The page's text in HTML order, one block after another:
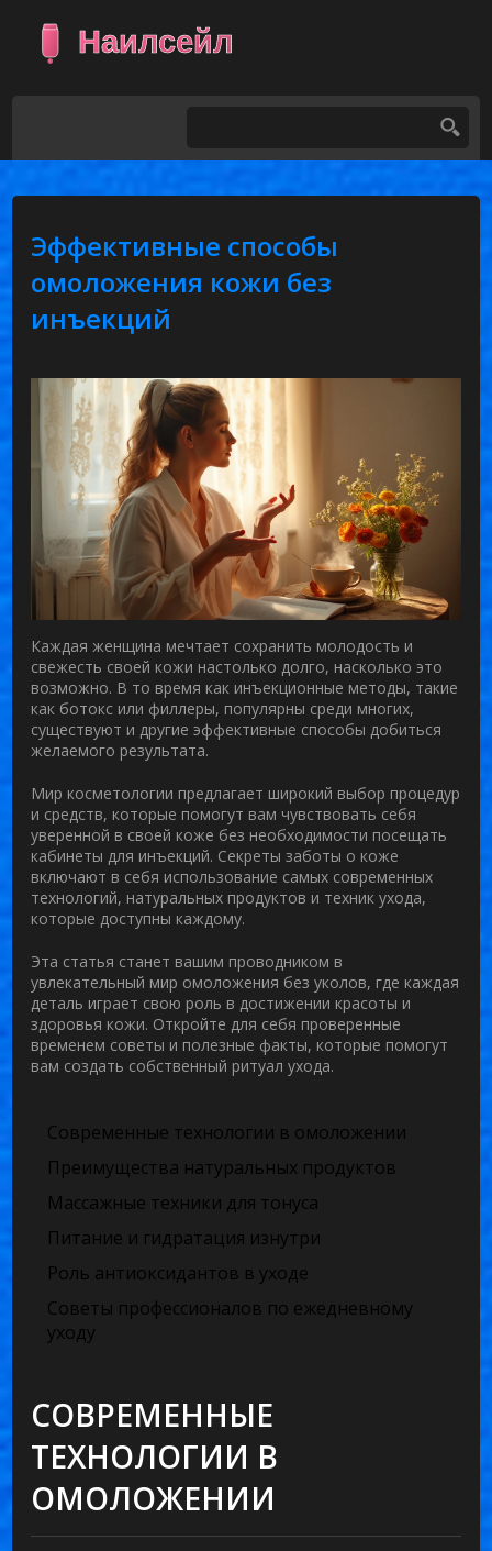
Эффективные способы
омоложения кожи без
инъекций
Каждая женщина мечтает сохранить молодость и
свежесть своей кожи настолько долго, насколько это
возможно. В то время как инъекционные методы, такие
как ботокс или филлеры, популярны среди многих,
существуют и другие эффективные способы добиться
желаемого результата.
Мир косметологии предлагает широкий выбор процедур
и средств, которые помогут вам чувствовать себя
уверенной в своей коже без необходимости посещать
кабинеты для инъекций. Секреты заботы о коже
включают в себя использование самых современных
технологий, натуральных продуктов и техник ухода,
которые доступны каждому.
Эта статья станет вашим проводником в
увлекательный мир омоложения без уколов, где каждая
деталь играет свою роль в достижении красоты и
здоровья кожи. Откройте для себя проверенные
временем советы и полезные факты, которые помогут
вам создать собственный ритуал ухода.
Современные технологии в омоложении
Преимущества натуральных продуктов
Массажные техники для тонуса
Питание и гидратация изнутри
Роль антиоксидантов в уходе
Советы профессионалов по ежедневному
уходу
СОВРЕМЕННЫЕ
ТЕХНОЛОГИИ В
ОМОЛОЖЕНИИ